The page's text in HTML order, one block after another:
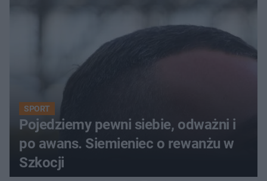
SPORT
Pojedziemy pewni siebie, odważni i
po awans. Siemieniec o rewanżu w
Szkocji